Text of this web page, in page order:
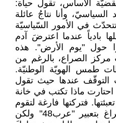
الأساس، تقول حياة:
وأنا نتاجُ عائلة
في الأمور السّياسيّة
بادياً عندما اعترضَ آدم
حول "يوم الأرض". هذه
مركز الصراع، بالرغم من
طمس الهويّة الوطنيّة.
التوقّف عندها حيث تقول
احتارت ماذا تكتب في خانة
فتركتها فارغة لتقوم
موظّفة الإستقبال بتعبئة الفراغ بتعبير "عرب48" ولكن